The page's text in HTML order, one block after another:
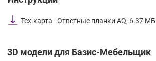
Тех.карта - Ответные планки AQ, 6.37 МБ
3D модели для Базис-Мебельщик